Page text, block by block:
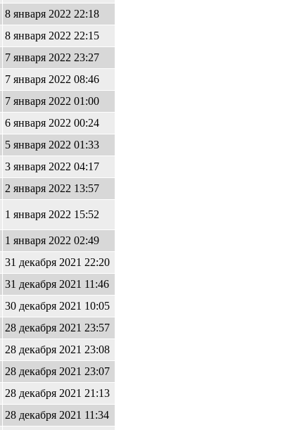
8 января 2022 22:18
8 января 2022 22:15
7 января 2022 23:27
7 января 2022 08:46
7 января 2022 01:00
6 января 2022 00:24
5 января 2022 01:33
3 января 2022 04:17
2 января 2022 13:57
1 января 2022 15:52
1 января 2022 02:49
31 декабря 2021 22:20
31 декабря 2021 11:46
30 декабря 2021 10:05
28 декабря 2021 23:57
28 декабря 2021 23:08
28 декабря 2021 23:07
28 декабря 2021 21:13
28 декабря 2021 11:34